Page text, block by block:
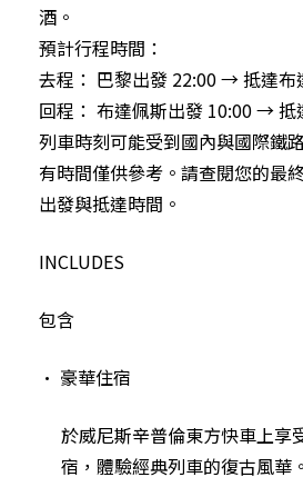
酒。
預計行程時間：
去程： 巴黎出發 22:00 → 抵達布
回程： 布達佩斯出發 10:00 → 抵
列車時刻可能受到國內與國際鐵
有時間僅供參考。請查閱您的最
出發與抵達時間。
INCLUDES
包含
• 豪華住宿
於威尼斯辛普倫東方快車上享
宿，體驗經典列車的復古風華。